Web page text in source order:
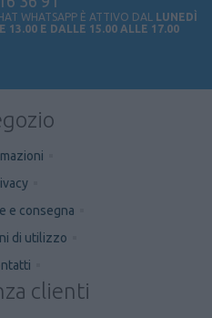
WHATSAPP È ATTIVO DAL LUNEDÌ
13.00 E DALLE 15.00 ALLE 17.00
e consegna
di utilizzo
clienti